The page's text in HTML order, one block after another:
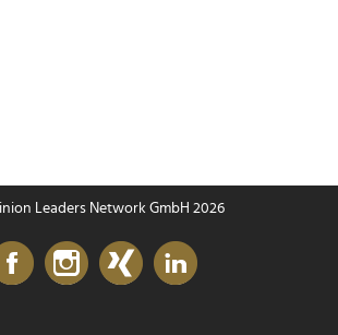
Leaders Network GmbH 2026